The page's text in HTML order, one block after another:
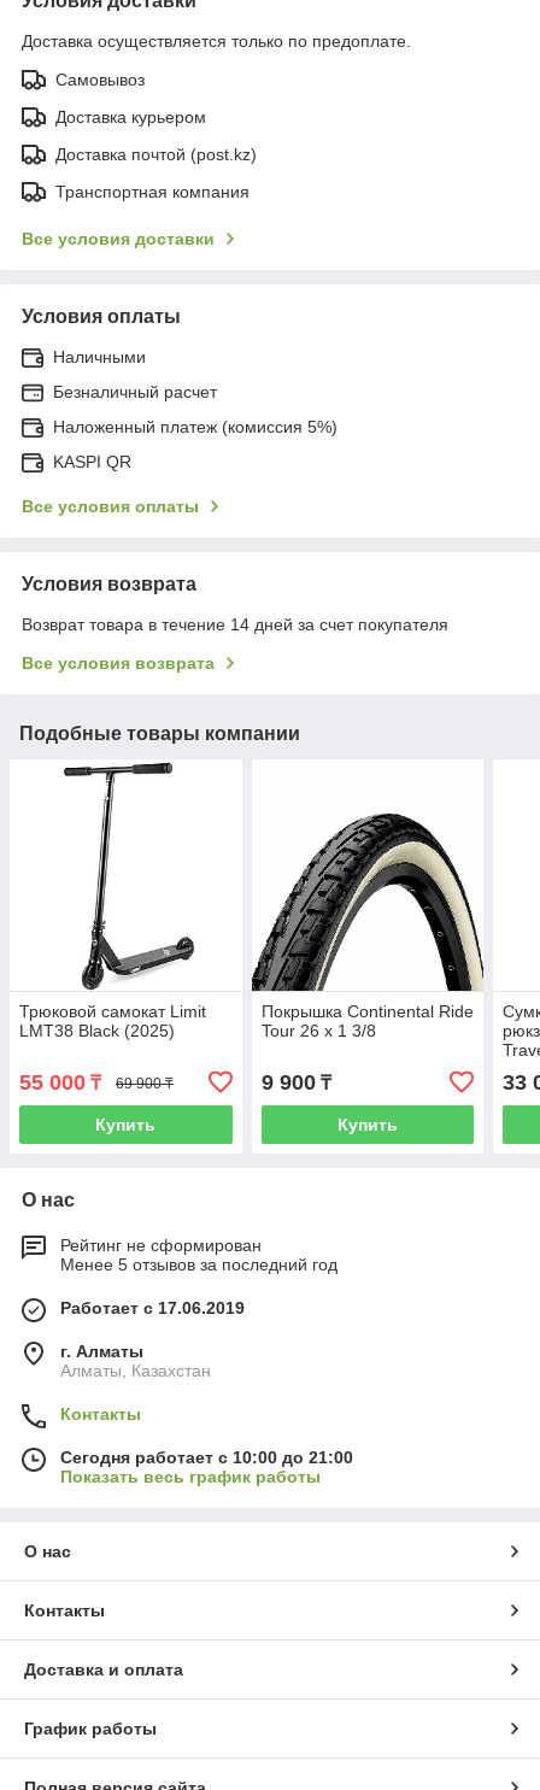
Доставка осуществляется только по предоплате.
Самовывоз
Доставка курьером
Доставка почтой (post.kz)
Транспортная компания
Все условия доставки
Условия оплаты
Наличными
Безналичный расчет
Наложенный платеж (комиссия 5%)
KASPI QR
Все условия оплаты
Условия возврата
Возврат товара в течение 14 дней за счет покупателя
Все условия возврата
Подобные товары компании
Трюковой самокат Limit
LMT38 Black (2025)
55 000 ₸ 69 900 ₸
Купить
Покрышка Continental Ride
Tour 26 x 1 3/8
9 900₸
Купить
33
О нас
Рейтинг не сформирован
Менее 5 отзывов за последний год
Работает с 17.06.2019
г. Алматы
Алматы, Казахстан
Контакты
Сегодня работает с 10:00 до 21:00
Показать весь график работы
О нас
Контакты
Доставка и оплата
График работы